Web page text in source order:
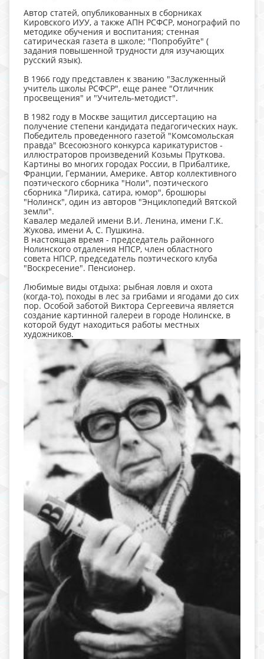
Автор статей, опубликованных в сборниках
Кировского ИУУ, а также АПН РСФСР, монографий по
методике обучения и воспитания; стенная
сатирическая газета в школе; "Попробуйте" (
задания повышенной трудности для изучающих
русский язык).
В 1966 году представлен к званию "Заслуженный
учитель школы РСФСР", еще ранее "Отличник
просвещения" и "Учитель-методист".
В 1982 году в Москве защитил диссертацию на
получение степени кандидата педагогических наук.
Победитель проведенного газетой "Комсомольская
правда" Всесоюзного конкурса карикатуристов -
иллюстраторов произведений Козьмы Пруткова.
Картины во многих городах России, в Прибалтике,
Франции, Германии, Америке. Автор коллективного
поэтического сборника "Ноли", поэтического
сборника "Лирика, сатира, юмор", брошюры
"Нолинск", один из авторов "Энциклопедий Вятской
земли".
Кавалер медалей имени В.И. Ленина, имени Г.К.
Жукова, имени А, С. Пушкина.
В настоящая время - председатель районного
Нолинскorо отдаления НПСР, член областного
совета НПСР, председатель поэтического клуба
"Воскресение". Пенсионер.
Любимые виды отдыха: рыбная ловля и охота
(когда-то), походы в лес за грибами и ягодами до сих
пор. Особой заботой Виктора Сергеевича является
создание картинной галереи в городе Нолинске, в
которой будут находиться работы местных
художников.